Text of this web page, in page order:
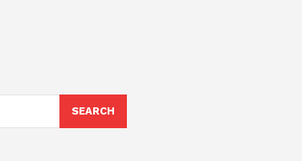
SEARCH